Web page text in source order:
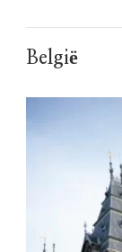
België